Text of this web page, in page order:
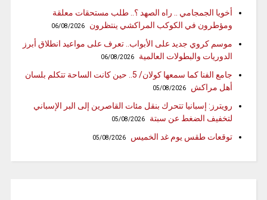
أخويا الجمجامي .. راه الصهد ؟.. طلب مستحقات معلقة
ومؤطرون في الكوكب المراكشي ينتظرون
06/08/2026
موسم كروي جديد على الأبواب.. تعرف على مواعيد انطلاق أبرز
الدوريات والبطولات العالمية
06/08/2026
جامع الفنا كما سمعها كولان/ 5.. حين كانت الساحة تتكلم بلسان
أهل مراكش
05/08/2026
رويترز: إسبانيا تتحرك بنقل مئات القاصرين إلى البر الإسباني
لتخفيف الضغط عن سبتة
05/08/2026
توقعات طقس يوم غد الخميس 05/08/2026